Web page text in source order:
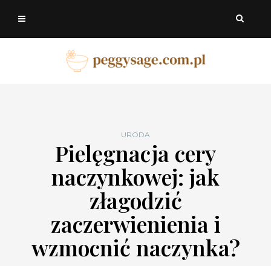
URODA
Pielęgnacja cery
naczynkowej: jak
złagodzić
zaczerwienienia i
wzmocnić naczynka?